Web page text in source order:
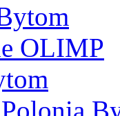
OLIMP